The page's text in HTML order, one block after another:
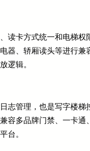
读卡方式统一和电梯
器、轿厢读头等进行
逻辑。
志管理，也是写字楼
容多品牌门禁、一卡
台。